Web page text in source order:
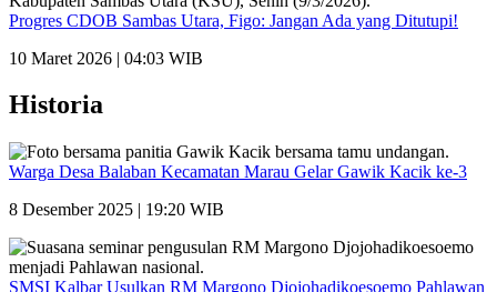
Progres CDOB Sambas Utara, Figo: Jangan Ada yang Ditutupi!
10 Maret 2026 | 04:03 WIB
Historia
Warga Desa Balaban Kecamatan Marau Gelar Gawik Kacik ke-3
8 Desember 2025 | 19:20 WIB
SMSI Kalbar Usulkan RM Margono Djojohadikoesoemo Pahlawan